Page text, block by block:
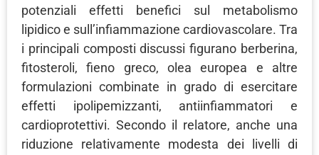
potenziali effetti benefici sul metabolismo
lipidico e sull’infiammazione cardiovascolare. Tra
i principali composti discussi figurano berberina,
fitosteroli, fieno greco, olea europea e altre
formulazioni combinate in grado di esercitare
effetti ipolipemizzanti, antiinfiammatori e
cardioprotettivi. Secondo il relatore, anche una
riduzione relativamente modesta dei livelli di